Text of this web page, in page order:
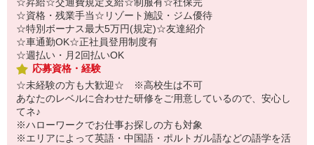
☆資格・残業手当☆リゾート施設・ジム優待
☆特別ボーナス最大5万円(規定)☆友達紹介
☆車通勤OK☆正社員登用制度有
☆週払い・月2回払いOK
応募資格・経験
☆未経験の方も大歓迎☆ ※高校生は不可
あなたのレベルに合わせた研修をご用意しているので、安心し
てネ♪
※ハローワークでお仕事お探しの方も対象
※エリアによって英語・中国語・ポルトガル語などの語学を活